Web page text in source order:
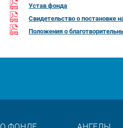
Устав фонда
Свидетельство о постановке
Положения о